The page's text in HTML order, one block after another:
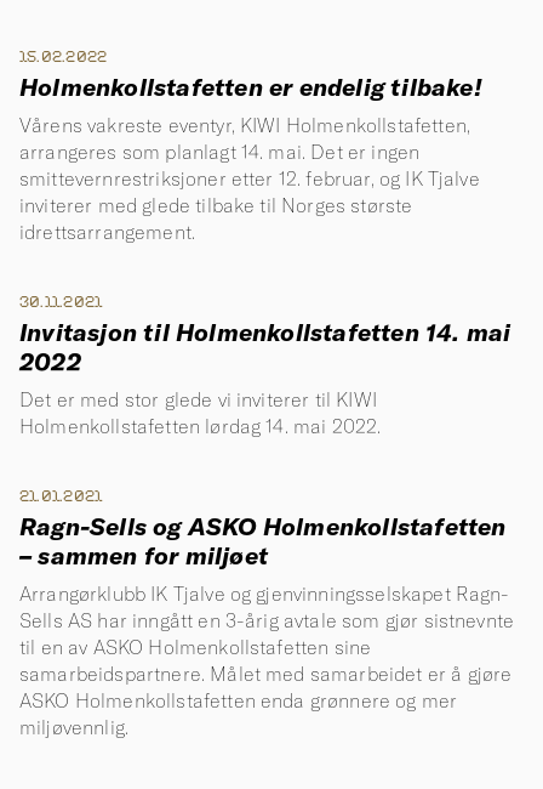
15.02.2022
Holmenkollstafetten er endelig tilbake!
Vårens vakreste eventyr, KIWI Holmenkollstafetten,
arrangeres som planlagt 14. mai. Det er ingen
smittevernrestriksjoner etter 12. februar, og IK Tjalve
inviterer med glede tilbake til Norges største
idrettsarrangement.
30.11.2021
Invitasjon til Holmenkollstafetten 14. mai
2022
Det er med stor glede vi inviterer til KIWI
Holmenkollstafetten lørdag 14. mai 2022.
21.01.2021
Ragn-Sells og ASKO Holmenkollstafetten
– sammen for miljøet
Arrangørklubb IK Tjalve og gjenvinningsselskapet Ragn-
Sells AS har inngått en 3-årig avtale som gjør sistnevnte
til en av ASKO Holmenkollstafetten sine
samarbeidspartnere. Målet med samarbeidet er å gjøre
ASKO Holmenkollstafetten enda grønnere og mer
miljøvennlig.